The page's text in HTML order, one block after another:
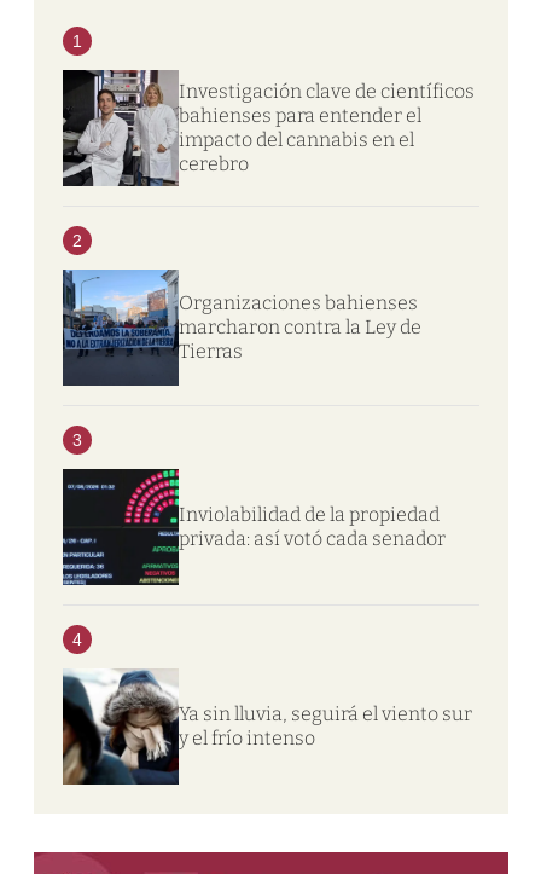
1
Investigación clave de científicos
bahienses para entender el
impacto del cannabis en el
cerebro
2
Organizaciones bahienses
marcharon contra la Ley de
Tierras
3
Inviolabilidad de la propiedad
privada: así votó cada senador
4
Ya sin lluvia, seguirá el viento sur
y el frío intenso